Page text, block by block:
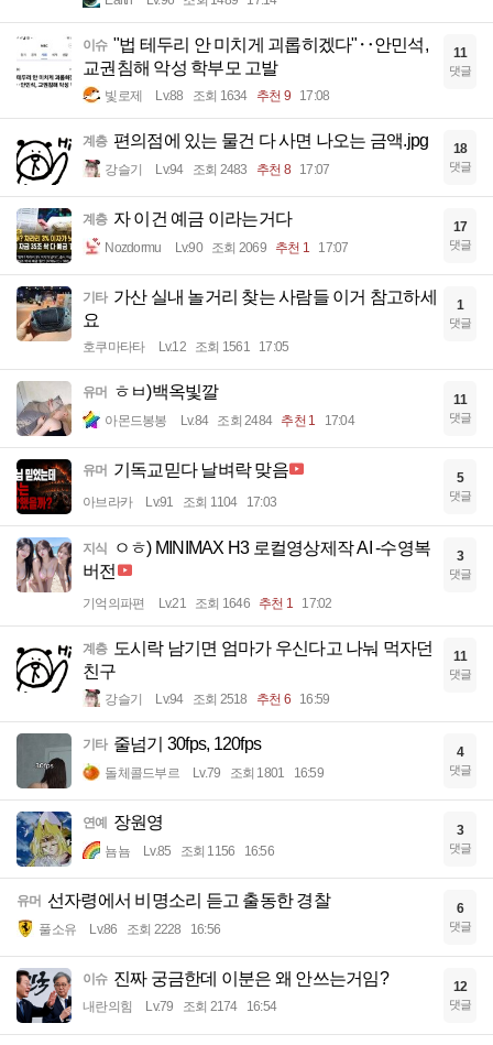
이슈 "법 테두리 안 미치게 괴롭히겠다"‥안민석,
교권침해 악성 학부모 고발
빛로제 Lv.88 조회 1634 추천 9 17:08
11
댓글
계층 편의점에 있는 물건 다 사면 나오는 금액.jpg
강슬기 Lv.94 조회 2483 추천 8 17:07
18
댓글
계층 자 이건 예금 이라는거다
Nozdormu Lv.90 조회 2069 추천 1 17:07
17
댓글
기타 가산 실내 놀거리 찾는 사람들 이거 참고하세
요
호쿠마타타 Lv.12 조회 1561 17:05
1
댓글
유머 ㅎㅂ)백옥빛깔
아몬드봉봉 Lv.84 조회 2484 추천 1 17:04
11
댓글
유머 기독교믿다 날벼락 맞음
아브라카 Lv.91 조회 1104 17:03
5
댓글
지식
ㅇㅎ) MINIMAX H3 로컬영상제작 AI -수영복
버전
기억의파편 Lv.21 조회 1646 추천 1 17:02
3
댓글
계층 도시락 남기면 엄마가 우신다고 나눠 먹자던
친구
강슬기 Lv.94 조회 2518 추천 6 16:59
11
댓글
기타 줄넘기 30fps, 120fps
돌체콜드부르 Lv.79 조회 1801 16:59
4
댓글
연예 장원영
뇸뇸 Lv.85 조회 1156 16:56
3
댓글
유머 선자령에서 비명소리 듣고 출동한 경찰
풀소유 Lv.86 조회 2228 16:56
6
댓글
이슈 진짜 궁금한데 이분은 왜 안쓰는거임?
내란의힘 Lv.79 조회 2174 16:54
12
댓글